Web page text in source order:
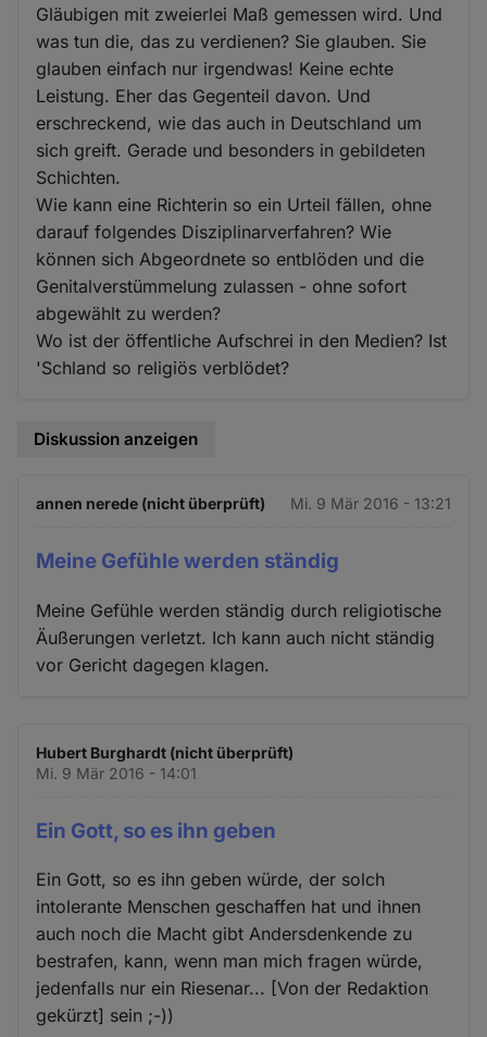
Gläubigen mit zweierlei Maß gemessen wird. Und
was tun die, das zu verdienen? Sie glauben. Sie
glauben einfach nur irgendwas! Keine echte
Leistung. Eher das Gegenteil davon. Und
erschreckend, wie das auch in Deutschland um
sich greift. Gerade und besonders in gebildeten
Schichten.
Wie kann eine Richterin so ein Urteil fällen, ohne
darauf folgendes Disziplinarverfahren? Wie
können sich Abgeordnete so entblöden und die
Genitalverstümmelung zulassen - ohne sofort
abgewählt zu werden?
Wo ist der öffentliche Aufschrei in den Medien? Ist
'Schland so religiös verblödet?
Diskussion anzeigen
annen nerede (nicht überprüft) Mi. 9 Mär 2016 - 13:21
Meine Gefühle werden ständig
Meine Gefühle werden ständig durch religiotische
Äußerungen verletzt. Ich kann auch nicht ständig
vor Gericht dagegen klagen.
Hubert Burghardt (nicht überprüft)
Mi. 9 Mär 2016 - 14:01
Ein Gott, so es ihn geben
Ein Gott, so es ihn geben würde, der solch
intolerante Menschen geschaffen hat und ihnen
auch noch die Macht gibt Andersdenkende zu
bestrafen, kann, wenn man mich fragen würde,
jedenfalls nur ein Riesenar... [Von der Redaktion
gekürzt] sein ;-))